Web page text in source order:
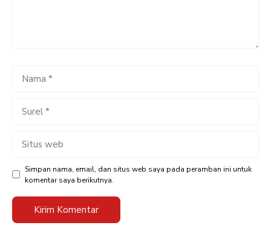
Nama
Surel
Situs
Simpan nama, email, dan situs web saya pada peramban ini untuk
komentar saya berikutnya.